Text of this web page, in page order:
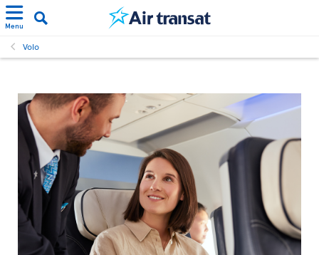
Menu
Volo